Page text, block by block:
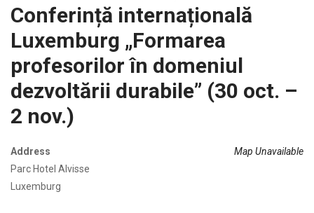
Conferință internațională
Luxemburg „Formarea
profesorilor în domeniul
dezvoltării durabile” (30 oct. –
2 nov.)
Map Unavailable
Address
Parc Hotel Alvisse
Luxemburg